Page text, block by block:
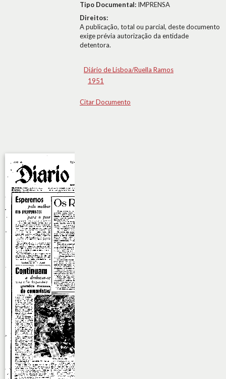
Tipo Documental: IMPRENSA
Direitos:
A publicação, total ou parcial, deste documento
exige prévia autorização da entidade
detentora.
Diário de Lisboa/Ruella Ramos
1951
Citar Documento